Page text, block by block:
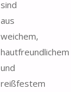
sind
aus
weichem,
hautfreundlichem
und
reißfestem